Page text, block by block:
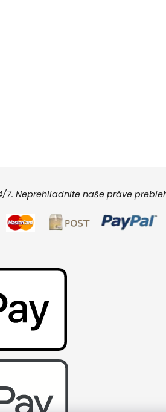
Neprehliadnite naše práve